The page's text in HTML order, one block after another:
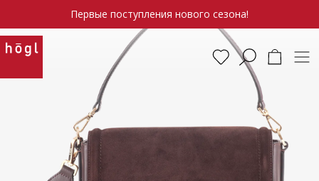
Первые поступления нового сезона!